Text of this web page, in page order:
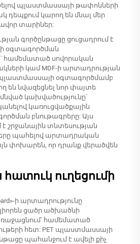
պլաստմասսայի թափոնների
դեպքում կարող են մնալ մեր
տարիներ:
գործընթացը ցուցադրում է
օգտագործման
համեմատած սովորական
կամ MDF-ի արտադրության
օգտագործմամբ
են նվազեցնել նոր փայտե
կախվածությունը՝
կառուցվածքային
բնութագրերը: Այս
շրջանային տնտեսության
պահելով արտադրական
փոխարեն, որ դրանք վերածվեն
ուղեցումի
ի արտադրությունը
ցածր ածխածնի
համեմատած
հետ: PET պլաստմասսայի
պահանջում է ավելի քիչ